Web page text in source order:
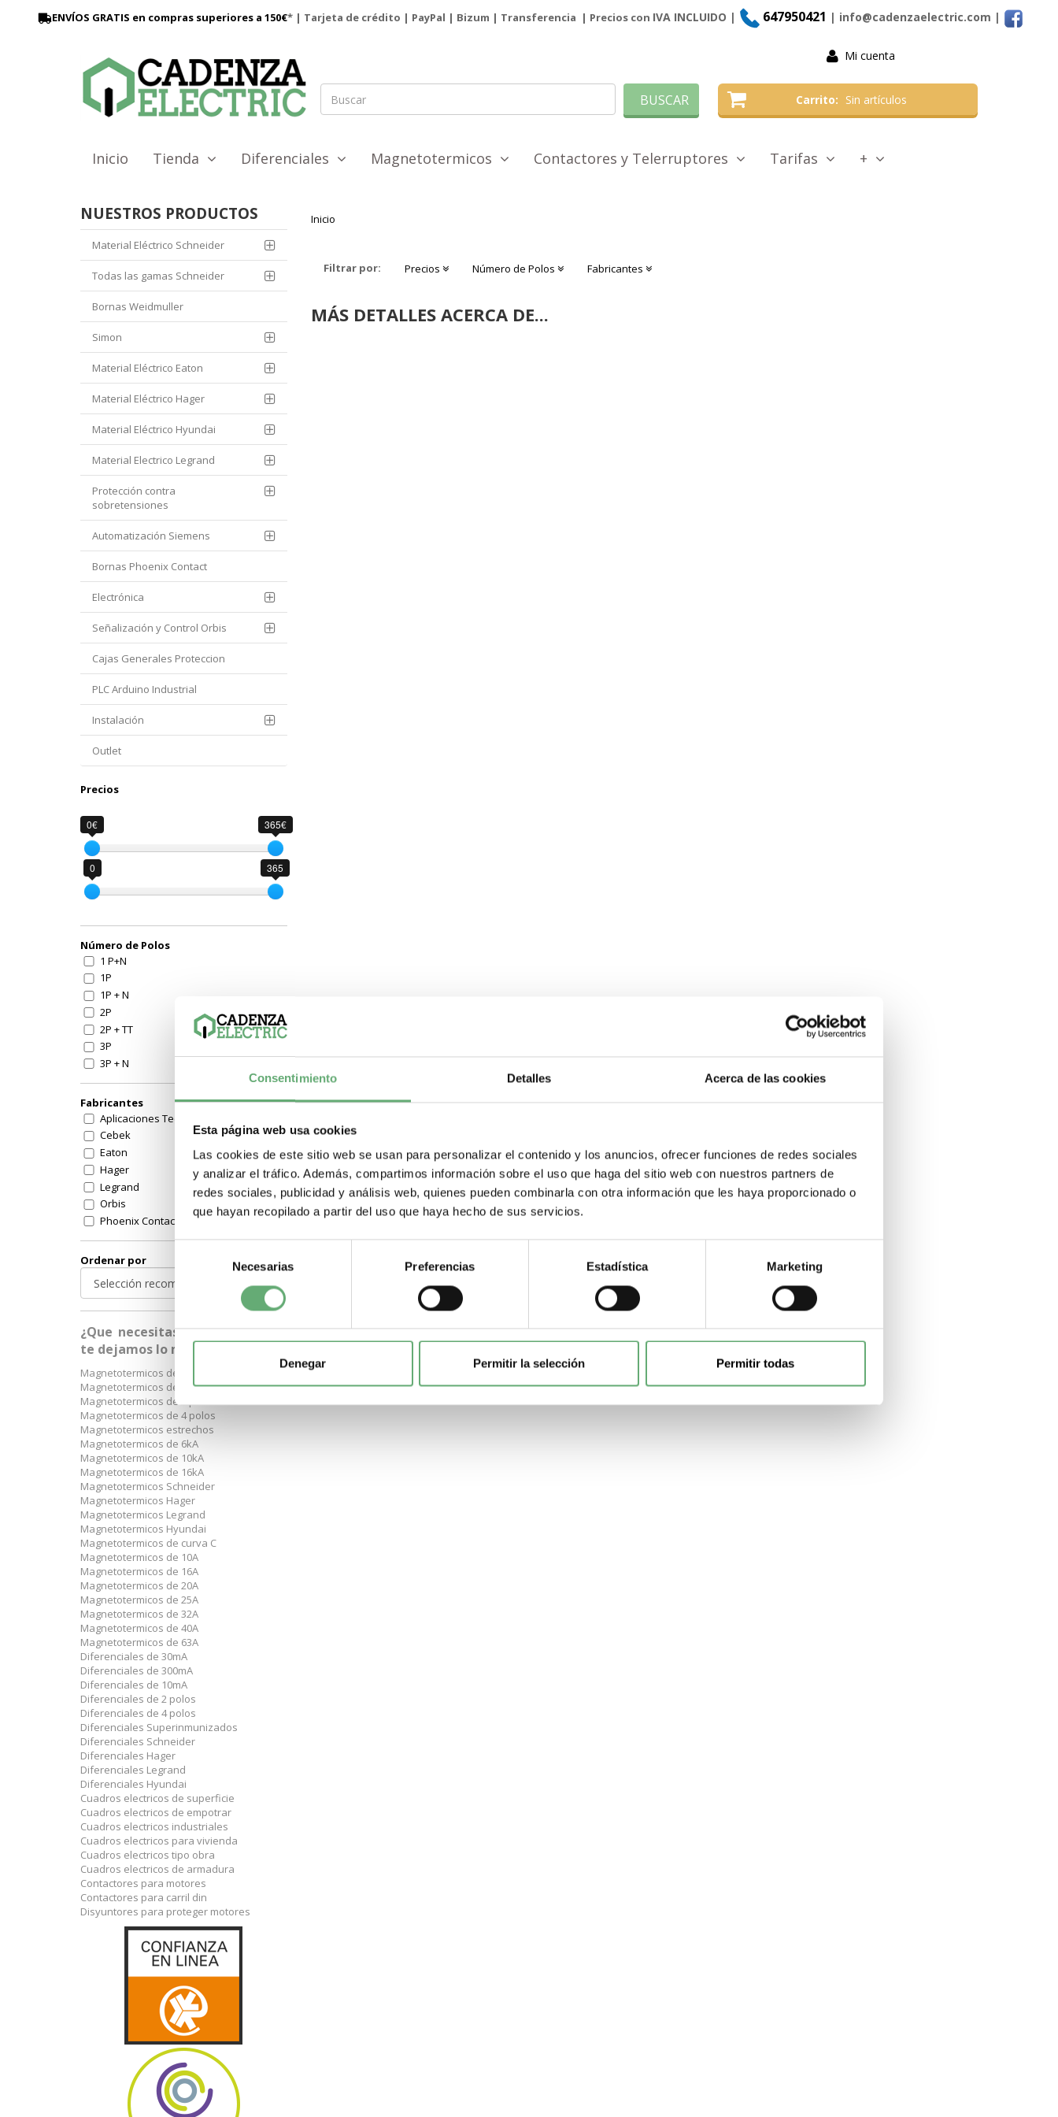
Consentimiento Detalles Acerca de las cookies
Esta página web usa cookies
Las cookies de este sitio web se usan para personalizar el contenido y los anuncios, ofrecer funciones de redes sociales
y analizar el tráfico. Además, compartimos información sobre el uso que haga del sitio web con nuestros partners de
redes sociales, publicidad y análisis web, quienes pueden combinarla con otra información que les haya proporcionado o
que hayan recopilado a partir del uso que haya hecho de sus servicios.
de
consentimiento
Necesarias Preferencias Estadística Marketing
Denegar Permitir la selección Permitir todas
ENVÍOS GRATIS en compras superiores a 150€* | Tarjeta de crédito | PayPal | Bizum | Transferencia | Precios con IVA INCLUIDO | 647950421 | info@cadenzaelectric.com |
Mi cuenta
Carrito Sin artículos
BUSCAR
Inicio Tienda Diferenciales Magnetotermicos Contactores y Telerruptores Tarifas +
Inicio
Filtrar por: Precios Número de Polos Fabricantes
MÁS DETALLES ACERCA DE...
NUESTROS PRODUCTOS
Material Eléctrico Schneider
Todas las gamas Schneider
Bornas Weidmuller
Simon
Material Eléctrico Eaton
Material Eléctrico Hager
Material Eléctrico Hyundai
Material Electrico Legrand
Protección contra
sobretensiones
Automatización Siemens
Bornas Phoenix Contact
Electrónica
Señalización y Control Orbis
Cajas Generales Proteccion
PLC Arduino Industrial
Instalación
Outlet
Precios
0€ 365€
0 365
Número de Polos
1 P+N
1P
1P + N
2P
2P + TT
3P
3P + N
3P + NC
3P+N
4P
4P 3R
sin numero de polos
Valido para 3 y 4P
Otras familias
Fabricantes
Aplicaciones Tecnologicas
Cebek
Eaton
Hager
Legrand
Orbis
Phoenix Contact
Schneider
Siemens
Simon
Industrial Shields
Pinazo
Telemecanique (Schneider)
Otros fabricantes
Ordenar por
¿Que necesitas? A continuación
te dejamos lo más buscado:
Magnetotermicos de 1 p+n
Magnetotermicos de 2 polos
Magnetotermicos de 3 polos
Magnetotermicos de 4 polos
Magnetotermicos estrechos
Magnetotermicos de 6kA
Magnetotermicos de 10kA
Magnetotermicos de 16kA
Magnetotermicos Schneider
Magnetotermicos Hager
Magnetotermicos Legrand
Magnetotermicos Hyundai
Magnetotermicos de curva C
Magnetotermicos de 10A
Magnetotermicos de 16A
Magnetotermicos de 20A
Magnetotermicos de 25A
Magnetotermicos de 32A
Magnetotermicos de 40A
Magnetotermicos de 63A
Diferenciales de 30mA
Diferenciales de 300mA
Diferenciales de 10mA
Diferenciales de 2 polos
Diferenciales de 4 polos
Diferenciales Superinmunizados
Diferenciales Schneider
Diferenciales Hager
Diferenciales Legrand
Diferenciales Hyundai
Cuadros electricos de superficie
Cuadros electricos de empotrar
Cuadros electricos industriales
Cuadros electricos para vivienda
Cuadros electricos tipo obra
Cuadros electricos de armadura
Contactores para motores
Contactores para carril din
Disyuntores para proteger motores